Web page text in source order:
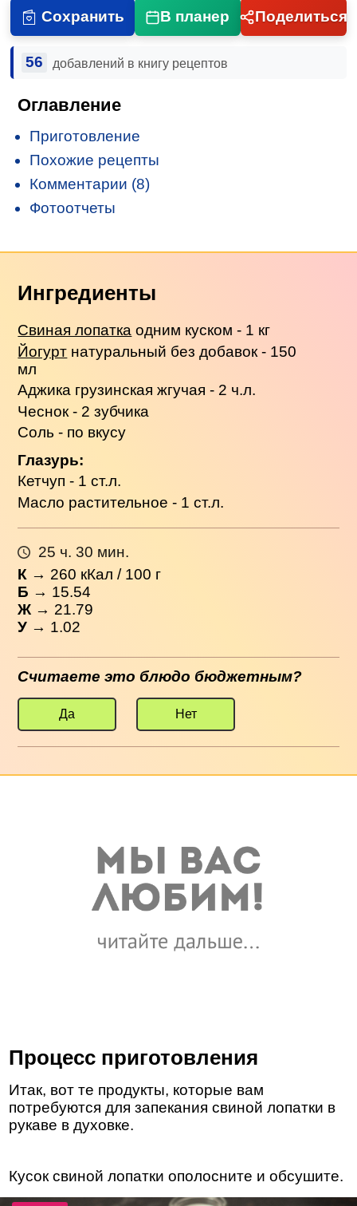
Сохранить В планер Поделиться
56 добавлений в книгу рецептов
Оглавление
Приготовление
Похожие рецепты
Комментарии (8)
Фотоотчеты
Ингредиенты
Свиная лопатка одним куском - 1 кг
Йогурт натуральный без добавок - 150
мл
Аджика грузинская жгучая - 2 ч.л.
Чеснок - 2 зубчика
Соль - по вкусу
Глазурь:
Кетчуп - 1 ст.л.
Масло растительное - 1 ст.л.
25 ч. 30 мин.
К → 260 кКал / 100 г
Б → 15.54
Ж → 21.79
У → 1.02
Считаете это блюдо бюджетным?
Да Нет
Процесс приготовления
Итак, вот те продукты, которые вам
потребуются для запекания свиной лопатки в
рукаве в духовке.
Кусок свиной лопатки ополосните и обсушите.